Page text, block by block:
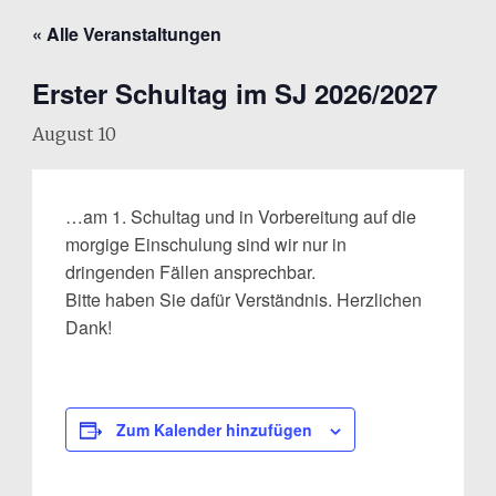
« Alle Veranstaltungen
Erster Schultag im SJ 2026/2027
August 10
…am 1. Schultag und in Vorbereitung auf die
morgige Einschulung sind wir nur in
dringenden Fällen ansprechbar.
Bitte haben Sie dafür Verständnis. Herzlichen
Dank!
Zum Kalender hinzufügen